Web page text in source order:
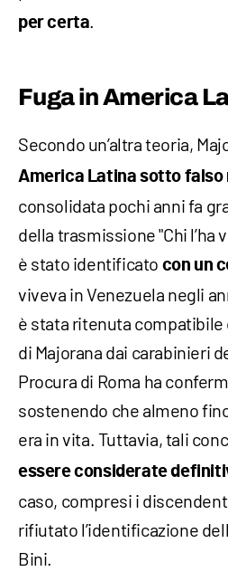
per certa.
Fuga in America
Secondo un’altra teoria,
America Latina sotto falso
consolidata pochi anni fa
della trasmissione "Chi l’ha
è stato identificato con un
viveva in Venezuela negli
è stata ritenuta
di Majorana dai carabinieri
Procura di Roma ha
sostenendo che almeno
era in vita. Tuttavia, tali
essere considerate
caso, compresi i
rifiutato l’identificazione
Bini.